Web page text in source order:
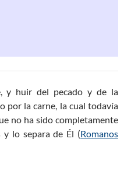
y huir del pecado y de la
por la carne, la cual todavía
no ha sido completamente
y lo separa de Él (Romanos